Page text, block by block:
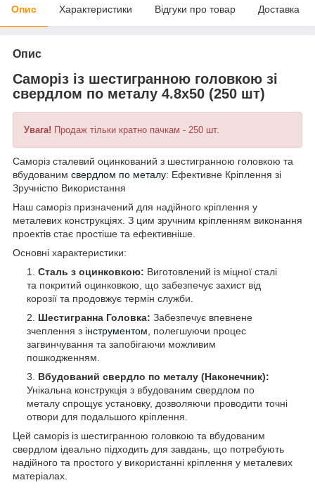
Опис Характеристики Відгуки про товар Доставка
Опис
Саморіз із шестигранною головкою зі
свердлом по металу 4.8х50 (250 шт)
Увага! Продаж тільки кратно пачкам - 250 шт.
Саморіз сталевий оцинкований з шестигранною головкою та
вбудованим свердлом по металу: Ефективне Кріплення зі
Зручністю Використання
Наш саморіз призначений для надійного кріплення у
металевих конструкціях. З цим зручним кріпленням виконання
проектів стає простіше та ефективніше.
Основні характеристики:
Сталь з оцинковкою: Виготовлений із міцної сталі
та покритий оцинковкою, що забезпечує захист від
корозії та продовжує термін служби.
Шестигранна Головка: Забезпечує впевнене
зчеплення з інструментом, полегшуючи процес
загвинчування та запобігаючи можливим
пошкодженням.
Вбудований свердло по металу (Наконечник):
Унікальна конструкція з вбудованим свердлом по
металу спрощує установку, дозволяючи проводити точні
отвори для подальшого кріплення.
Цей саморіз із шестигранною головкою та вбудованим
свердлом ідеально підходить для завдань, що потребують
надійного та простого у використанні кріплення у металевих
матеріалах.